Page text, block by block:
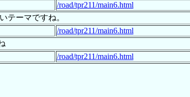
/road/tpr211/main6.html
テーマですね。
/road/tpr211/main6.html
/road/tpr211/main6.html